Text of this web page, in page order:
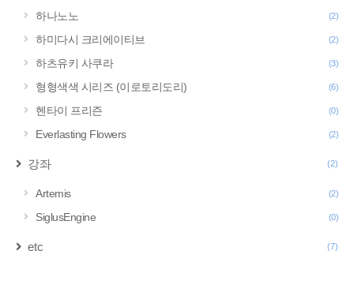
하나노노 (2)
하미다시 크리에이티브 (2)
하츠유키 사쿠라 (3)
형형색색 시리즈 (이로토리도리) (6)
헨타이 프리즌 (0)
Everlasting Flowers (2)
강좌 (2)
Artemis (2)
SiglusEngine (0)
etc (7)